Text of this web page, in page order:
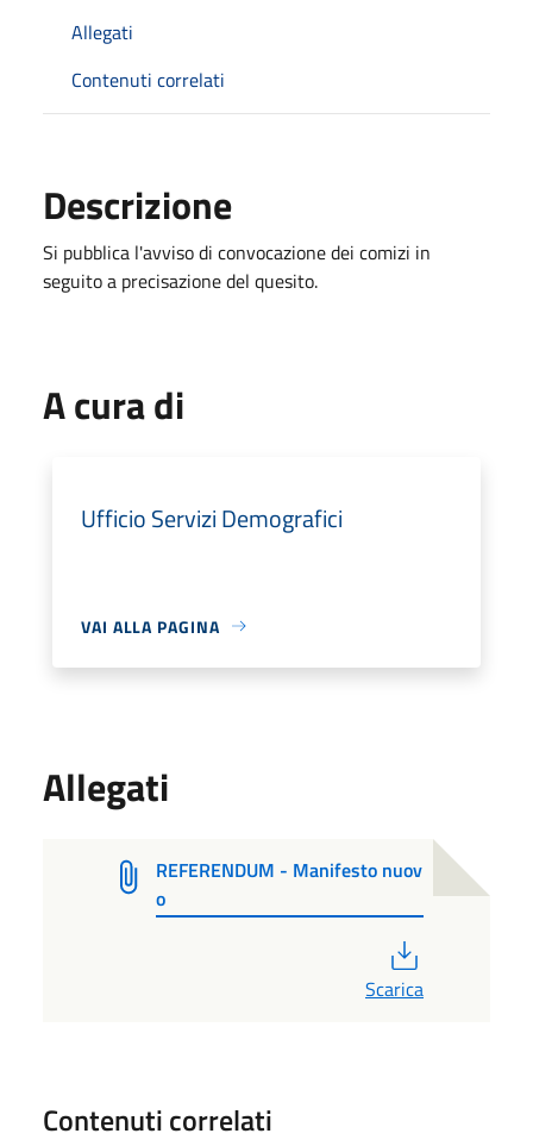
Allegati
Contenuti correlati
Descrizione
Si pubblica l'avviso di convocazione dei comizi in
seguito a precisazione del quesito.
A cura di
Ufficio Servizi Demografici
VAI ALLA PAGINA
Allegati
REFERENDUM - Manifesto nuov
o
Scarica
Contenuti correlati